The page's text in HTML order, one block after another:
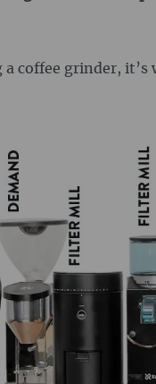
a coffee grinder,